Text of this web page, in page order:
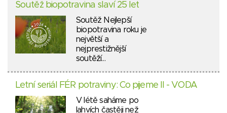
Soutěž biopotravina slaví 25 let
Soutěž Nejlepší
biopotravina roku je
největší a
nejprestižnější
soutěží…
Letní seriál FÉR potraviny: Co pijeme II - VODA
V létě saháme po
lahvích častěji než